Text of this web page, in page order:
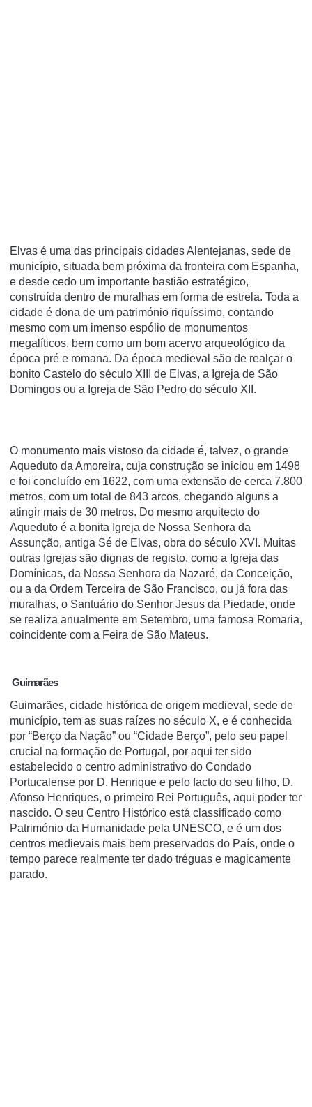
Elvas é uma das principais cidades Alentejanas, sede de
município, situada bem próxima da fronteira com Espanha,
e desde cedo um importante bastião estratégico,
construída dentro de muralhas em forma de estrela. Toda a
cidade é dona de um património riquíssimo, contando
mesmo com um imenso espólio de monumentos
megalíticos, bem como um bom acervo arqueológico da
época pré e romana. Da época medieval são de realçar o
bonito Castelo do século XIII de Elvas, a Igreja de São
Domingos ou a Igreja de São Pedro do século XII.
O monumento mais vistoso da cidade é, talvez, o grande
Aqueduto da Amoreira, cuja construção se iniciou em 1498
e foi concluído em 1622, com uma extensão de cerca 7.800
metros, com um total de 843 arcos, chegando alguns a
atingir mais de 30 metros. Do mesmo arquitecto do
Aqueduto é a bonita Igreja de Nossa Senhora da
Assunção, antiga Sé de Elvas, obra do século XVI. Muitas
outras Igrejas são dignas de registo, como a Igreja das
Domínicas, da Nossa Senhora da Nazaré, da Conceição,
ou a da Ordem Terceira de São Francisco, ou já fora das
muralhas, o Santuário do Senhor Jesus da Piedade, onde
se realiza anualmente em Setembro, uma famosa Romaria,
coincidente com a Feira de São Mateus.
Guimarães
Guimarães, cidade histórica de origem medieval, sede de
município, tem as suas raízes no século X, e é conhecida
por “Berço da Nação” ou “Cidade Berço”, pelo seu papel
crucial na formação de Portugal, por aqui ter sido
estabelecido o centro administrativo do Condado
Portucalense por D. Henrique e pelo facto do seu filho, D.
Afonso Henriques, o primeiro Rei Português, aqui poder ter
nascido. O seu Centro Histórico está classificado como
Património da Humanidade pela UNESCO, e é um dos
centros medievais mais bem preservados do País, onde o
tempo parece realmente ter dado tréguas e magicamente
parado.